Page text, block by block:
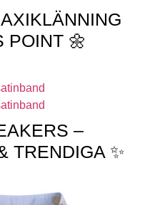
POINT 🌼
–
TRENDIGA ✨